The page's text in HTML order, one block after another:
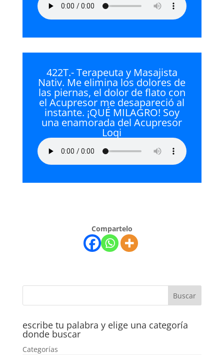
422T.- Terapeuta y Masajista
Nativ. Me elimina los dolores de
las piernas, el dolor de flato con
el Acupresor me desapareció al
instante. ¡QUÉ MILAGRO! Soy
una enamorada del Acupresor
Loqi
Compartelo
escribe tu palabra y elige una categoría
donde buscar
Categorías